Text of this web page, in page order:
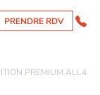
PRENDRE RDV
PREMIUM ALL4